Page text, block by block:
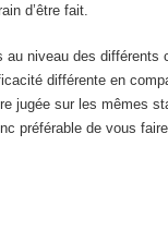
d’être fait.
niveau des
différente en
sur les mêmes
préférable de vous